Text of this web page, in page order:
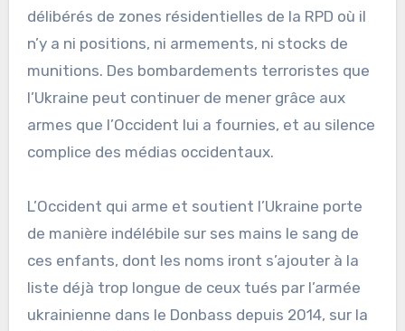
délibérés de zones résidentielles de la RPD où il
n’y a ni positions, ni armements, ni stocks de
munitions. Des bombardements terroristes que
l’Ukraine peut continuer de mener grâce aux
armes que l’Occident lui a fournies, et au silence
complice des médias occidentaux.
L’Occident qui arme et soutient l’Ukraine porte
de manière indélébile sur ses mains le sang de
ces enfants, dont les noms iront s’ajouter à la
liste déjà trop longue de ceux tués par l’armée
ukrainienne dans le Donbass depuis 2014, sur la